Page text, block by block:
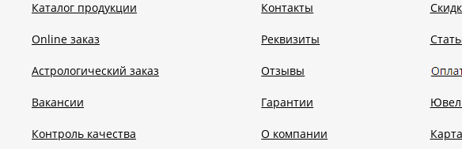
Каталог продукции
Online заказ
Астрологический заказ
Вакансии
Контроль качества
Контакты
Реквизиты
Отзывы
Гарантии
О компании